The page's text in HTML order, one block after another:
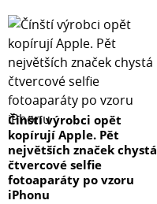
Čínští výrobci opět
kopírují Apple. Pět
největších značek chystá
čtvercové selfie
fotoaparáty po vzoru
iPhonu